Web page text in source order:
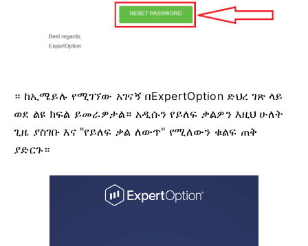
። ከኢሜይሉ የሚገኘው አገናኝ በExpertOption ድህረ ገጽ ላይ
ወደ ልዩ ክፍል ይመራዎታል። አዲሱን የይለፍ ቃልዎን እዚህ ሁለት
ጊዜ ያስገቡ እና "የይለፍ ቃል ለውጥ" የሚለውን ቁልፍ ጠቅ
ያድርጉ።